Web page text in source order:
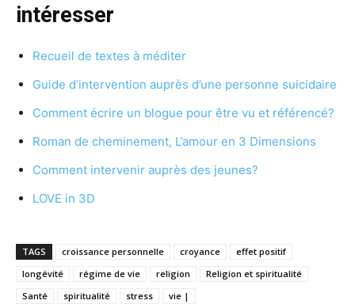
intéresser
Recueil de textes à méditer
Guide d’intervention auprès d’une personne suicidaire
Comment écrire un blogue pour être vu et référencé?
Roman de cheminement, L’amour en 3 Dimensions
Comment intervenir auprès des jeunes?
LOVE in 3D
TAGS croissance personnelle croyance
effet positif
longévité
régime de vie religion
Religion et spiritualité
Santé
spiritualité stress vie |